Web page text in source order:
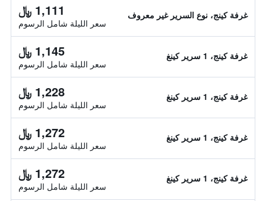
غرفة كينج، نوع السرير غير معروف 1,111 ﷼
سعر الليلة شامل الرسوم
غرفة كينج، 1 سرير كينغ 1,145 ﷼
سعر الليلة شامل الرسوم
غرفة كينج، 1 سرير كينغ 1,228 ﷼
سعر الليلة شامل الرسوم
غرفة كينج، 1 سرير كينغ 1,272 ﷼
سعر الليلة شامل الرسوم
غرفة كينج، 1 سرير كينغ 1,272 ﷼
سعر الليلة شامل الرسوم